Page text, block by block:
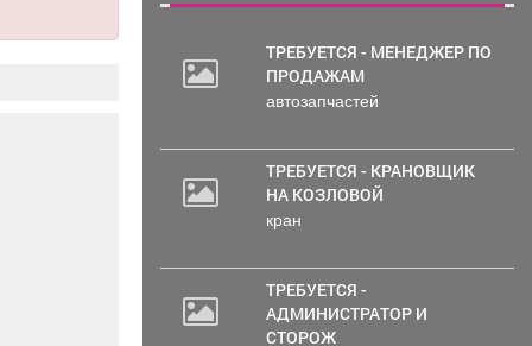
ТРЕБУЕТСЯ - МЕНЕДЖЕР ПО
ПРОДАЖАМ
автозапчастей
ТРЕБУЕТСЯ - КРАНОВЩИК
НА КОЗЛОВОЙ
кран
ТРЕБУЕТСЯ -
АДМИНИСТРАТОР И
СТОРОЖ